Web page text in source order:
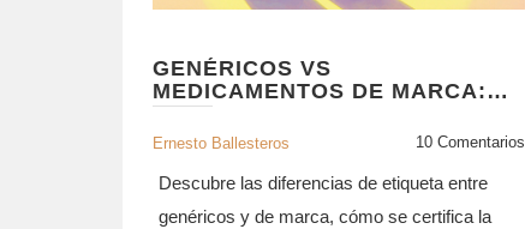
GENÉRICOS VS
MEDICAMENTOS DE MARCA:
DIFERENCIAS DE ETIQUETA Y
EQUIVALENCIA TERAPÉUTICA
Ernesto Ballesteros 10 Comentarios
Descubre las diferencias de etiqueta entre
genéricos y de marca, cómo se certifica la